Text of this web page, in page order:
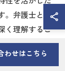
。弁護士とし
く理解するこ
集積してお
求められま
わせはこちら